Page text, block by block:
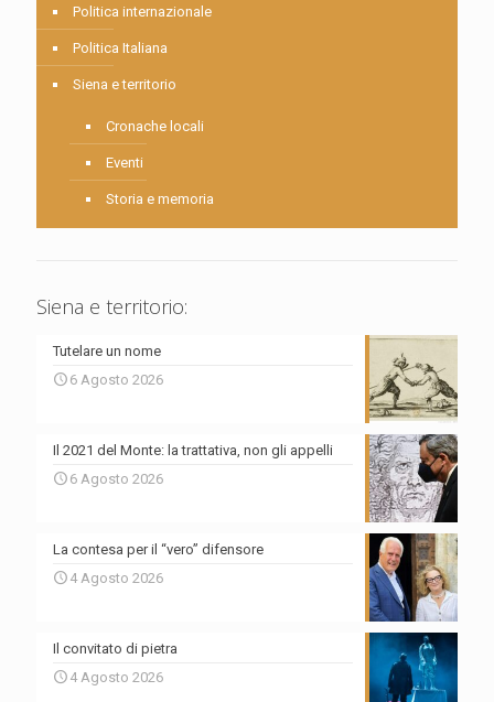
Politica internazionale
Politica Italiana
Siena e territorio
Cronache locali
Eventi
Storia e memoria
Siena e territorio:
Tutelare un nome
6 Agosto 2026
Il 2021 del Monte: la trattativa, non gli appelli
6 Agosto 2026
La contesa per il “vero” difensore
4 Agosto 2026
Il convitato di pietra
4 Agosto 2026